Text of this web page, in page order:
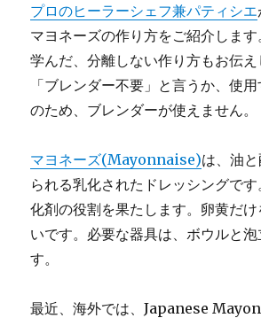
プロのヒーラーシェフ兼パティシエ
マヨネーズの作り方をご紹介しま
学んだ、分離しない作り方もお伝え
「ブレンダー不要」と言うか、使
のため、ブレンダーが使えません。
マヨネーズ(Mayonnaise)は、油
られる乳化されたドレッシングで
化剤の役割を果たします。卵黄だ
いです。必要な器具は、ボウルと
す。
最近、海外では、Japanese